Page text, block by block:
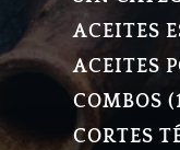
ACEITES
ACEITES
COMBOS
CORTES